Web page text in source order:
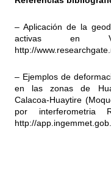
– Aplicación de la
activas en
http://
– Ejemplos de
en las zonas de
Calacoa-Huaytire
por interferometria
http://